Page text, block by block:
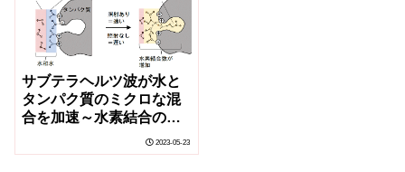
サブテラヘルツ波が水と
タンパク質のミクロな混
合を加速～水素結合の組
み替えに直接的に作用
し、不均一なタンパク質
2023-05-23